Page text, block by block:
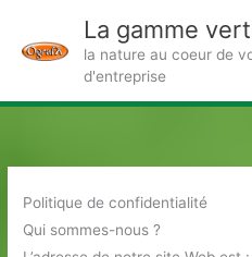
contenu
La gamme
la nature au coeur de
d'entreprise
Politique de confidentialité
Qui sommes-nous ?